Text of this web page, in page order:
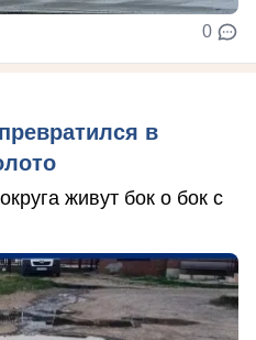
0
в
живут бок о бок с